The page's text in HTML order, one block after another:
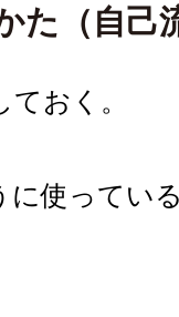
た（自己
おく。
に使ってい